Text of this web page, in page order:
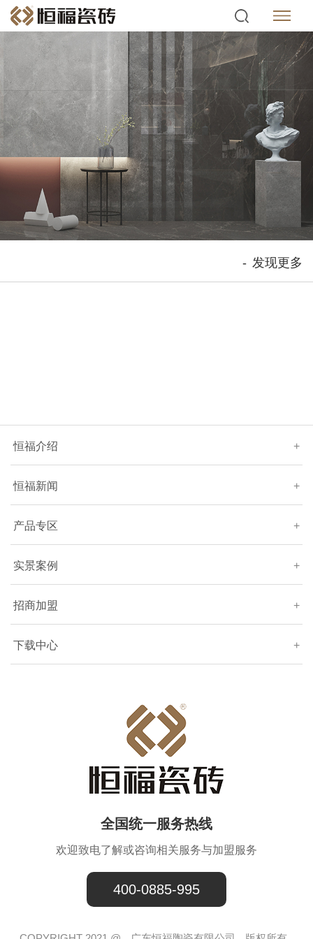
- 发现更多
恒福介绍 +
恒福新闻 +
产品专区 +
实景案例 +
招商加盟 +
下载中心 +
全国统一服务热线
欢迎致电了解或咨询相关服务与加盟服务
400-0885-995